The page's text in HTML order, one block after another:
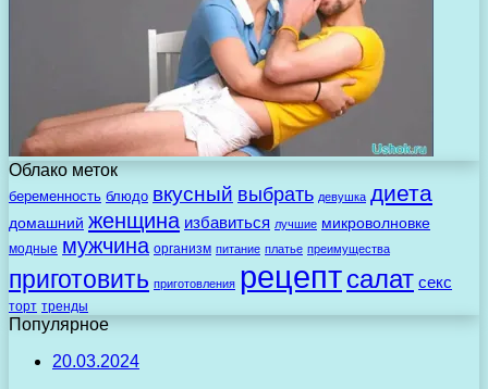
Облако меток
беременность блюдо вкусный выбрать девушка диета
домашний женщина избавиться лучшие микроволновке
модные мужчина организм питание платье преимущества
приготовить приготовления рецептсалат секс
торт тренды
Популярное
20.03.2024